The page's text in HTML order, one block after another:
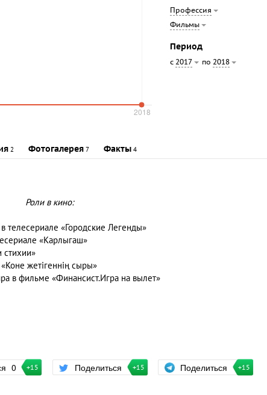
Профессия
Фильмы
Период
с 2017 по 2018
2 Фотогалерея 7 Факты 4
Роли в кино:
телесериале «Городские Легенды»
«Карлыгаш»
стихии»
жетігеннің сыры»
в фильме «Финансист.Игра на вылет»
0 +15 Поделиться +15 Поделиться +15